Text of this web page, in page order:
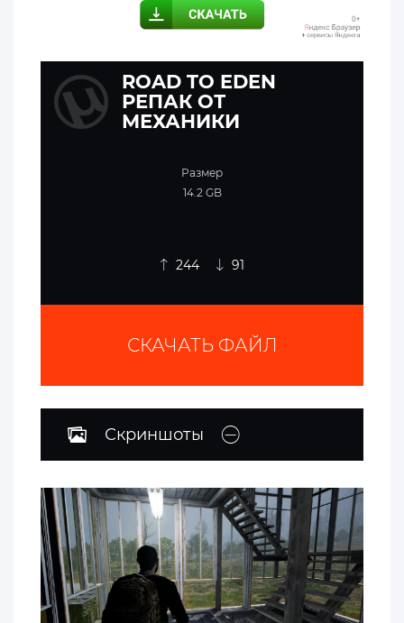
ROAD TO EDEN
РЕПАК ОТ
МЕХАНИКИ
Размер
14.2 GB
244 91
СКАЧАТЬ ФАЙЛ
Скриншоты